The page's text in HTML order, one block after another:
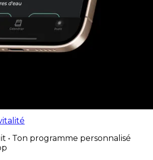
• Ton programme personnalisé